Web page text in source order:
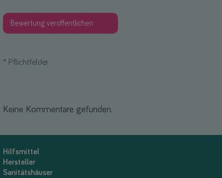
* Pflichtfelder
Keine Kommentare gefunden.
Hilfsmittel
Hersteller
Sanitätshäuser